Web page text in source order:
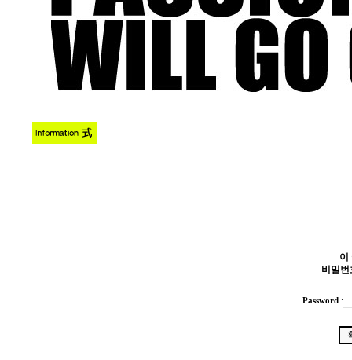
이
비밀
Password :